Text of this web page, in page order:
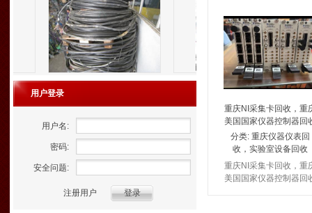
用户登录
用户名:
密码:
安全问题:
注册用户
重庆NI采集卡回收，重
美国国家仪器控制器回
分类: 重庆仪器仪表回
收，实验室设备回收
重庆NI采集卡回收，重
美国国家仪器控制器回